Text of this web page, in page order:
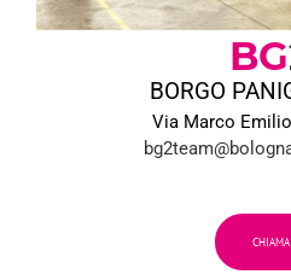
BG
BORGO
Via Marco
CHIAMA